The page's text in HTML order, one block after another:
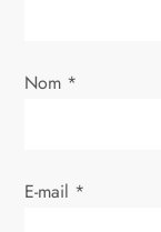
Nom *
E-mail *